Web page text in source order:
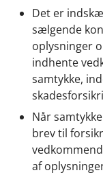
Det er
sælgende
oplysninger
indhente
samtykke,
Når
brev til
af